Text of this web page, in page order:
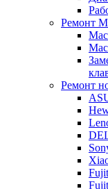
Ремонт
Ремонт